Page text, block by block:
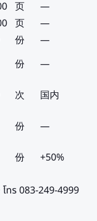
页
—
页
—
份
—
份
—
次 国内
份 —
份 +50%
โทร 083-249-4999